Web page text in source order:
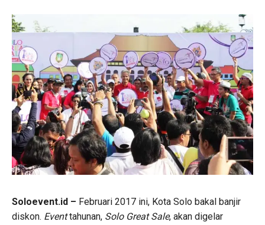
Soloevent.id – Februari 2017 ini, Kota Solo bakal banjir
diskon. Eventtahunan, Solo Great Sale, akan digelar